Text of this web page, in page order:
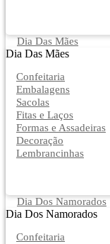
Dia Das Mães
Dia Das Mães
Confeitaria
Embalagens
Sacolas
Fitas e Laços
Formas e Assadeiras
Decoração
Lembrancinhas
Dia Dos Namorados
Dia Dos Namorados
Confeitaria